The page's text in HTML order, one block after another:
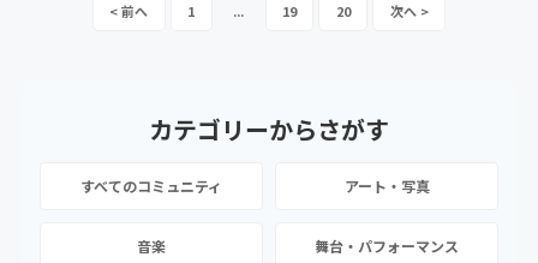
1 ... 19 20
カテゴリーからさがす
すべてのコミュニティ アート・写真
音楽 舞台・パフォーマンス